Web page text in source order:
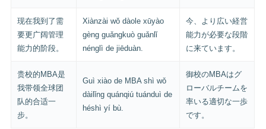
现在我到了需
要更广阔管理
能力的阶段。
Xiànzài wǒ dàole xūyào
gèng guǎngkuò guǎnlǐ
nénglì de jiēduàn.
今、より広い経営
能力が必要な段階
に来ています。
贵校的MBA是
我带领全球团
队的合适一
步。
Guì xiào de MBA shì wǒ
dàilǐng quánqiú tuánduì de
héshì yí bù.
御校のMBAはグ
ローバルチームを
率いる適切な一歩
です。